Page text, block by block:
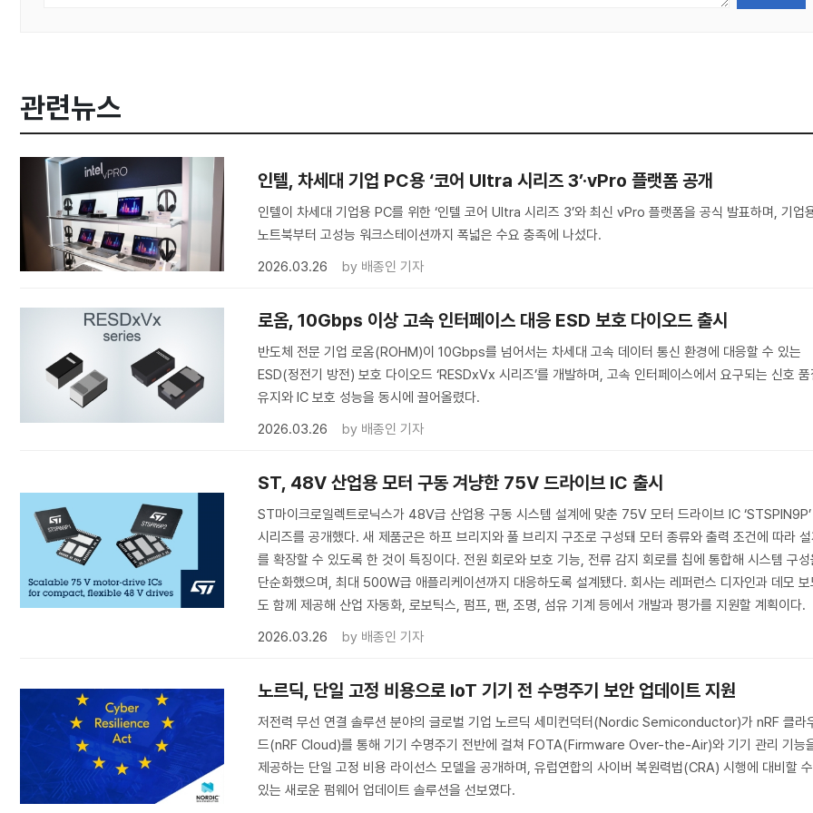
관련뉴스
인텔, 차세대 기업 PC용 ‘코어 Ultra 시리즈 3’·vPro 플랫폼 공개
인텔이 차세대 기업용 PC를 위한 ‘인텔 코어 Ultra 시리즈 3’와 최신 vPro 플랫폼을 공식 발표하며, 기업
노트북부터 고성능 워크스테이션까지 폭넓은 수요 충족에 나섰다.
2026.03.26
by 배종인 기자
로옴, 10Gbps 이상 고속 인터페이스 대응 ESD 보호 다이오드 출시
반도체 전문 기업 로옴(ROHM)이 10Gbps를 넘어서는 차세대 고속 데이터 통신 환경에 대응할 수 있는
ESD(정전기 방전) 보호 다이오드 ‘RESDxVx 시리즈’를 개발하며, 고속 인터페이스에서 요구되는 신호
유지와 IC 보호 성능을 동시에 끌어올렸다.
2026.03.26
by 배종인 기자
ST, 48V 산업용 모터 구동 겨냥한 75V 드라이브 IC 출시
ST마이크로일렉트로닉스가 48V급 산업용 구동 시스템 설계에 맞춘 75V 모터 드라이브 IC ‘STSPIN9P’
시리즈를 공개했다. 새 제품군은 하프 브리지와 풀 브리지 구조로 구성돼 모터 종류와 출력 조건에 따라
를 확장할 수 있도록 한 것이 특징이다. 전원 회로와 보호 기능, 전류 감지 회로를 칩에 통합해 시스템 구
단순화했으며, 최대 500W급 애플리케이션까지 대응하도록 설계됐다. 회사는 레퍼런스 디자인과 데모 보
도 함께 제공해 산업 자동화, 로보틱스, 펌프, 팬, 조명, 섬유 기계 등에서 개발과 평가를 지원할 계획이다.
2026.03.26
by 배종인 기자
노르딕, 단일 고정 비용으로 IoT 기기 전 수명주기 보안 업데이트 지원
저전력 무선 연결 솔루션 분야의 글로벌 기업 노르딕 세미컨덕터(Nordic Semiconductor)가 nRF 클라
드(nRF Cloud)를 통해 기기 수명주기 전반에 걸쳐 FOTA(Firmware Over-the-Air)와 기기 관리 기능
제공하는 단일 고정 비용 라이선스 모델을 공개하며, 유럽연합의 사이버 복원력법(CRA) 시행에 대비할 수
있는 새로운 펌웨어 업데이트 솔루션을 선보였다.